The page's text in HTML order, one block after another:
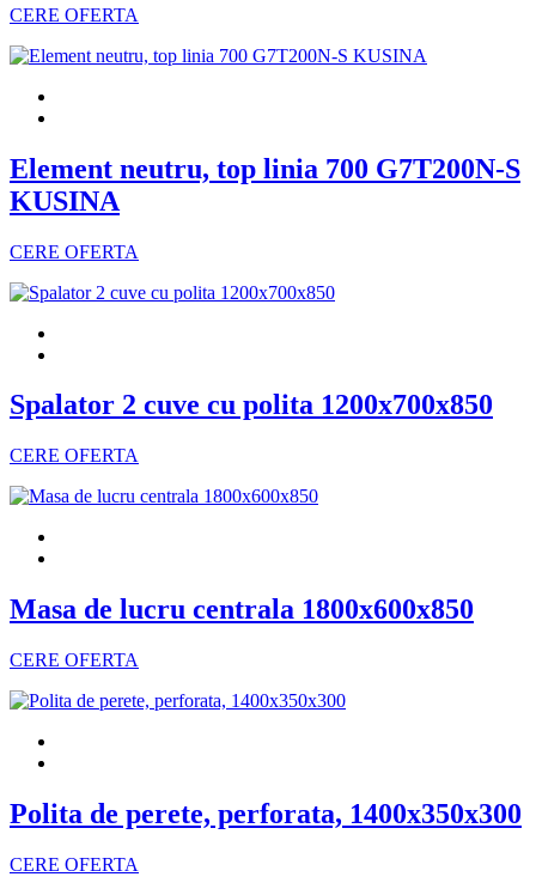
CERE OFERTA
Element neutru, top linia 700 G7T200N-S
KUSINA
CERE OFERTA
Spalator 2 cuve cu polita 1200x700x850
CERE OFERTA
Masa de lucru centrala 1800x600x850
CERE OFERTA
Polita de perete, perforata, 1400x350x300
CERE OFERTA